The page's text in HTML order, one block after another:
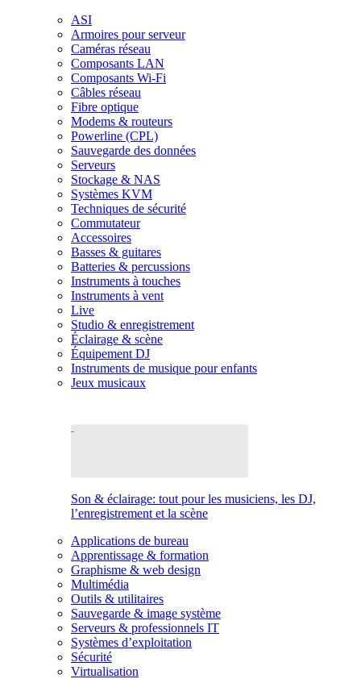
ASI
Armoires pour serveur
Caméras réseau
Composants LAN
Composants Wi-Fi
Câbles réseau
Fibre optique
Modems & routeurs
Powerline (CPL)
Sauvegarde des données
Serveurs
Stockage & NAS
Systèmes KVM
Techniques de sécurité
Commutateur
Accessoires
Basses & guitares
Batteries & percussions
Instruments à touches
Instruments à vent
Live
Studio & enregistrement
Éclairage & scène
Équipement DJ
Instruments de musique pour enfants
Jeux musicaux
Son & éclairage: tout pour les musiciens, les DJ,
l’enregistrement et la scène
Applications de bureau
Apprentissage & formation
Graphisme & web design
Multimédia
Outils & utilitaires
Sauvegarde & image système
Serveurs & professionnels IT
Systèmes d’exploitation
Sécurité
Virtualisation